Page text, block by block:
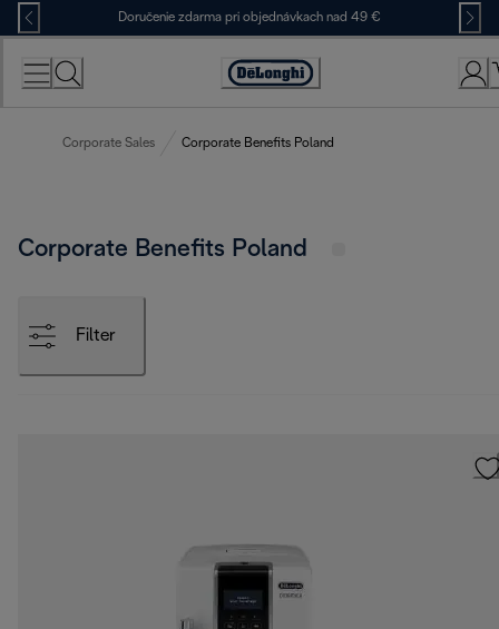
Skip
to
Content
Doručenie zdarma pri objednávkach nad 49 €
Accessibility
Corporate Sales Corporate Benefits Poland
Corporate Benefits Poland
Filter